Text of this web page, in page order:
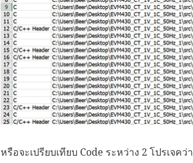
หรือจะเปรียบเทียบ Code ระหว่าง 2 โปรเจ